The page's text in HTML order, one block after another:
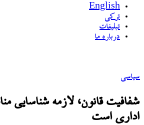
English
ترکی
تبلیغات
درباره ما
سیاسی
شفافیت قانون، لازمه شناسایی
اداری است